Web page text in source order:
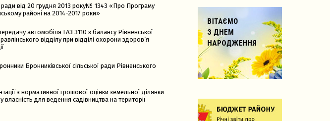
від 20 грудня 2013 року№ 1343 «Про Програму
районі на 2014-2017 роки»
автомобіля ГАЗ 3110 з балансу Рівненської
відділу при відділі охорони здоров’я
Бронниківської сільської ради Рівненського
з нормативної грошової оцінки земельної ділянки
для ведення садівництва на території